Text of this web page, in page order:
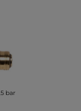
bar